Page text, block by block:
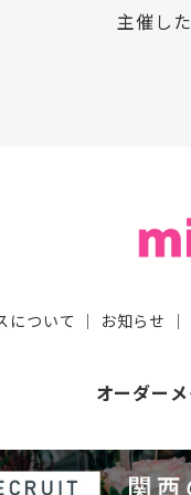
主催し
について ｜ お知らせ ｜
オーダー